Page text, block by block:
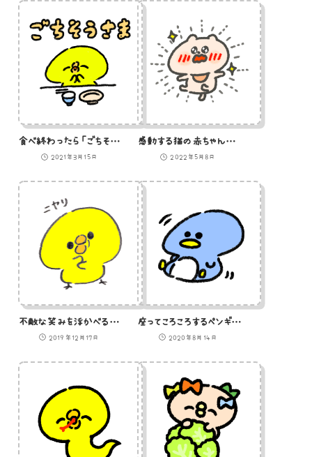
食べ終わったら「ごちそうさま」が言えるひよこのイラスト
2021年3月15日
感動する猫の赤ちゃんのイラスト
2022年5月8日
不敵な笑みを浮かべるひよこのイラスト
2019年12月17日
座ってころころするペンギンのイラスト
2020年8月14日